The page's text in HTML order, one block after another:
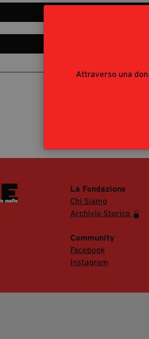
Attraverso una
Luisa Latella,
La Fondazione
Chi Siamo
Archivio Storico
Community
Facebook
Instagram